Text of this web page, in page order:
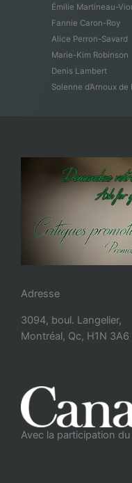
Émilie Martineau-
Fannie Caron-Roy
Alice Perron-Savard
Marie-Kim Robinson
Denis Lambert
Solenne d’Arnoux de
Adresse
3094, boul. Langelier,
Montréal, Qc, H1N 3A6
Avec la participation